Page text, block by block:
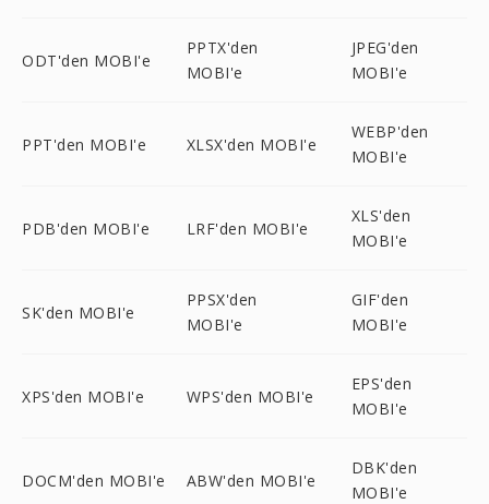
ODT'den MOBI'e
PPTX'den
MOBI'e
JPEG'den
MOBI'e
PPT'den MOBI'e XLSX'den MOBI'e
WEBP'den
MOBI'e
PDB'den MOBI'e LRF'den MOBI'e
XLS'den
MOBI'e
SK'den MOBI'e
PPSX'den
MOBI'e
GIF'den
MOBI'e
XPS'den MOBI'e WPS'den MOBI'e
EPS'den
MOBI'e
DOCM'den MOBI'e ABW'den MOBI'e
DBK'den
MOBI'e